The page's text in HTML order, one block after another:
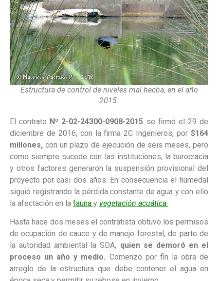
Estructura de control de niveles mal hecha, en el año
2015.
El contrato Nº 2-02-24300-0908-2015 se firmó el 29 de
diciembre de 2016, con la firma 2C Ingenieros, por $164
millones, con un plazo de ejecución de seis meses, pero
como siempre sucede con las instituciones, la burocracia
y otros factores generaron la suspensión provisional del
proyecto por casi dos años. En consecuencia el humedal
siguió registrando la pérdida constante de agua y con ello
la afectación en la fauna y vegetación acuática.
Hasta hace dos meses el contratista obtuvo los permisos
de ocupación de cauce y de manejo forestal, de parte de
la autoridad ambiental la SDA, quien se demoró en el
proceso un año y medio. Comenzó por fin la obra de
arreglo de la estructura que debe contener el agua en